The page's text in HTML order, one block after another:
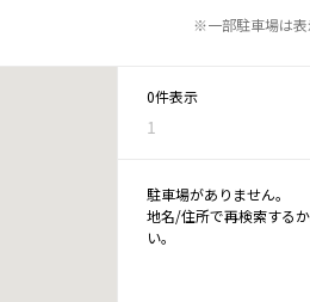
※一部駐車場は表
0件表示
1
駐車場がありません。
地名/住所で再検索する
い。